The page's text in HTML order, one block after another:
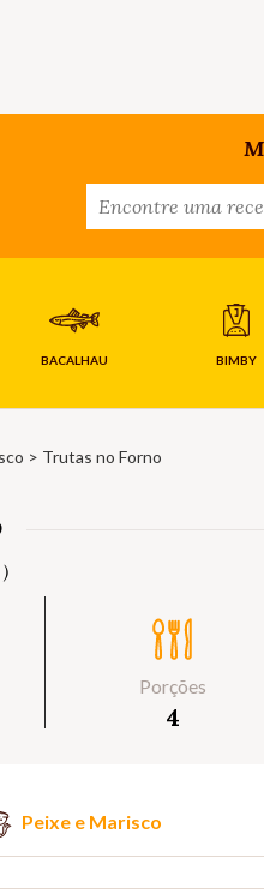
BACALHAU BIMBY
> Trutas no Forno
Porções
4
Peixe e Marisco